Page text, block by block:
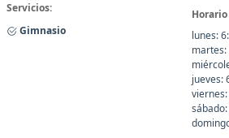
Servicios:
Gimnasio
lunes:
martes:
jueves: